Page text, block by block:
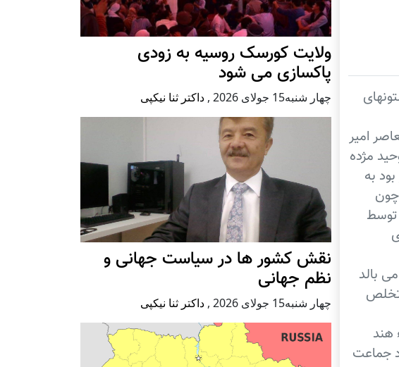
امیر
مژده
به
چون
توسط
بالد
تخلص
هند
جماعت
ولایت کورسک روسیه به زودی
پاکسازی می شود
چهار شنبه15 جولای 2026 , داکتر ثنا نیکپی
نقش کشور ها در سیاست جهانی و
نظم جهانی
چهار شنبه15 جولای 2026 , داکتر ثنا نیکپی